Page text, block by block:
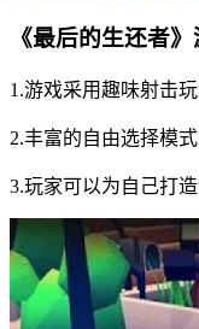
《最后的生还者》
1.游戏采用趣味射击
2.丰富的自由选择模
3.玩家可以为自己打造